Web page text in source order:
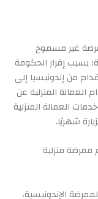
غير مسموح
بسبب إقرار الحكومة
من إندونيسيا إلى
المنزلية عن
العمالة المنزلية
ممرضة منزلية
الإندونيسية،